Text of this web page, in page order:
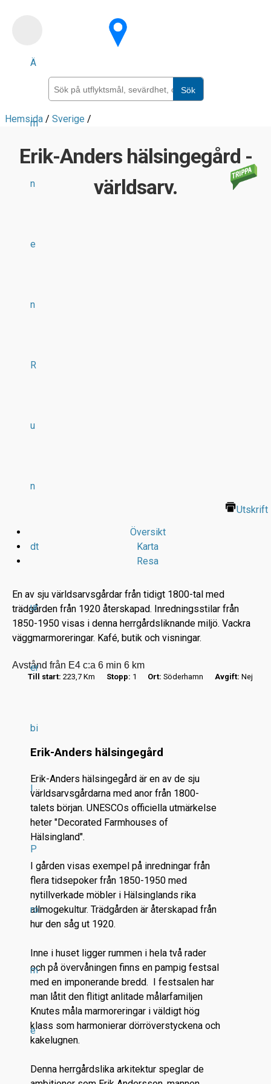
Ä
m
n
e
n
R
u
n
dt
ur
er
bi
l
P
ro
m
e
Sök
Hemsida / Sverige /
Erik-Anders hälsingegård -
världsarv.
Utskrift
Översikt
Karta
Resa
En av sju världsarvsgårdar från tidigt 1800-tal med
trädgården från 1920 återskapad. Inredningsstilar från
1850-1950 visas i denna herrgårdsliknande miljö. Vackra
väggmarmoreringar. Kafé, butik och visningar.
Avstånd från E4 c:a 6 min 6 km
Till start: 223,7 Km Stopp: 1 Ort: Söderhamn Avgift: Nej
Erik-Anders hälsingegård
Erik-Anders hälsingegård är en av de sju
världsarvsgårdarna med anor från 1800-
talets början. UNESCOs officiella utmärkelse
heter "Decorated Farmhouses of
Hälsingland".
I gården visas exempel på inredningar från
flera tidsepoker från 1850-1950 med
nytillverkade möbler i Hälsinglands rika
allmogekultur. Trädgården är återskapad från
hur den såg ut 1920.
Inne i huset ligger rummen i hela två rader
och på övervåningen finns en pampig festsal
med en imponerande bredd. I festsalen har
man låtit den flitigt anlitade målarfamiljen
Knutes måla marmoreringar i väldigt hög
klass som harmonierar dörröverstyckena och
kakelugnen.
Denna herrgårdslika arkitektur speglar de